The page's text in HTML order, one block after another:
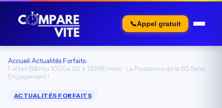
📞Appel gratuit
Accueil›Actualités Forfaits›
Forfait B&You 100Go 5G à 13,99€/mois : La Puissance de la 5G Sans
Engagement !
ACTUALITÉS FORFAITS